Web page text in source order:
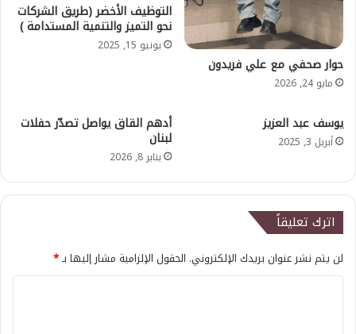
حوار صحفي مع علي فريدون
مايو 24, 2026
التوظيف الأخضر (طريق الشركات
نحو التميز والتنمية المستدامة )
يونيو 15, 2025
يوسف عبد العزيز
أبريل 3, 2025
أدهم القاق يواصل تصدّر حفلات
لبنان
يناير 8, 2026
اترك تعليقاً
لن يتم نشر عنوان بريدك الإلكتروني. الحقول الإلزامية مشار إليها بـ*